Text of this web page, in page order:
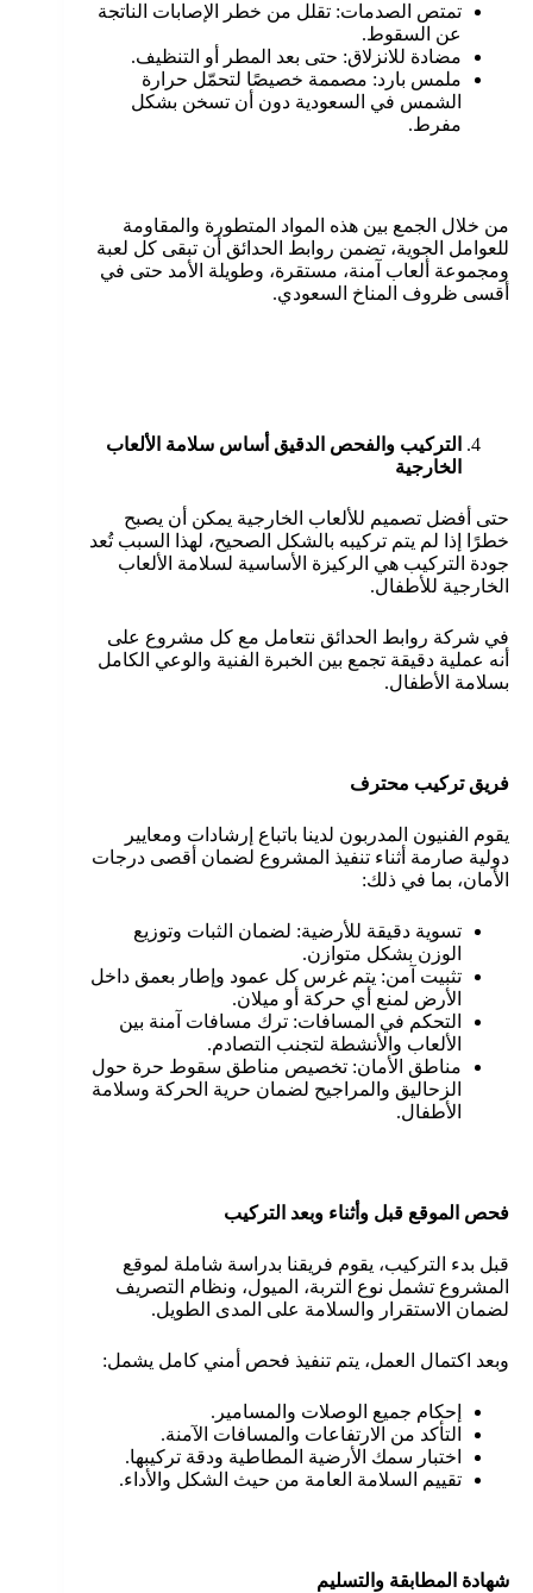
تمتص الصدمات: تقلل من خطر الإصابات الناتجة
عن السقوط.
مضادة للانزلاق: حتى بعد المطر أو التنظيف.
ملمس بارد: مصممة خصيصًا لتحمّل حرارة
الشمس في السعودية دون أن تسخن بشكل
مفرط.
من خلال الجمع بين هذه المواد المتطورة والمقاومة
للعوامل الجوية، تضمن روابط الحدائق أن تبقى كل لعبة
ومجموعة ألعاب آمنة، مستقرة، وطويلة الأمد حتى في
أقسى ظروف المناخ السعودي.
التركيب والفحص الدقيق أساس سلامة الألعاب
الخارجية
حتى أفضل تصميم للألعاب الخارجية يمكن أن يصبح
خطرًا إذا لم يتم تركيبه بالشكل الصحيح، لهذا السبب تُعد
جودة التركيب هي الركيزة الأساسية لسلامة الألعاب
الخارجية للأطفال.
في شركة روابط الحدائق نتعامل مع كل مشروع على
أنه عملية دقيقة تجمع بين الخبرة الفنية والوعي الكامل
بسلامة الأطفال.
فريق تركيب محترف
يقوم الفنيون المدربون لدينا باتباع إرشادات ومعايير
دولية صارمة أثناء تنفيذ المشروع لضمان أقصى درجات
الأمان، بما في ذلك:
تسوية دقيقة للأرضية: لضمان الثبات وتوزيع
الوزن بشكل متوازن.
تثبيت آمن: يتم غرس كل عمود وإطار بعمق داخل
الأرض لمنع أي حركة أو ميلان.
التحكم في المسافات: ترك مسافات آمنة بين
الألعاب والأنشطة لتجنب التصادم.
مناطق الأمان: تخصيص مناطق سقوط حرة حول
الزحاليق والمراجيح لضمان حرية الحركة وسلامة
الأطفال.
فحص الموقع قبل وأثناء وبعد التركيب
قبل بدء التركيب، يقوم فريقنا بدراسة شاملة لموقع
المشروع تشمل نوع التربة، الميول، ونظام التصريف
لضمان الاستقرار والسلامة على المدى الطويل.
وبعد اكتمال العمل، يتم تنفيذ فحص أمني كامل يشمل:
إحكام جميع الوصلات والمسامير.
التأكد من الارتفاعات والمسافات الآمنة.
اختبار سمك الأرضية المطاطية ودقة تركيبها.
تقييم السلامة العامة من حيث الشكل والأداء.
شهادة المطابقة والتسليم